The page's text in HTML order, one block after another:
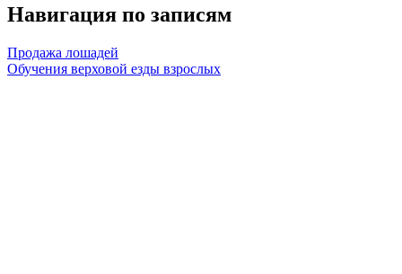
Навигация по записям
Продажа лошадей
Обучения верховой езды взрослых